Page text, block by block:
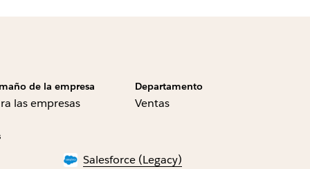
de la empresa
las empresas
Departamento
Ventas
Salesforce (Legacy)